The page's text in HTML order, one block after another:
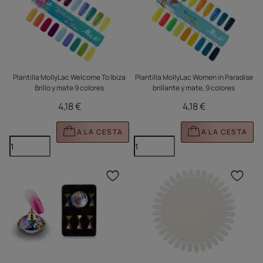
Plantilla MollyLac Welcome To Ibiza
Brillo y mate 9 colores
4,18 €
A LA CESTA
Plantilla MollyLac Women in Paradise
brillante y mate, 9 colores
4,18 €
A LA CESTA
Haga clic para añadir